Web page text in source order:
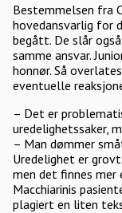
Bestemmelsen fra
hovedansvarlig for
begått. De slår
samme ansvar.
honnør. Så
eventuelle
– Det er
uredelighetssaker,
– Man dømmer
Uredelighet er grovt,
men det finnes mer
Macchiarinis
plagiert en liten